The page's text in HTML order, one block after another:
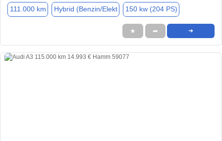
111.000 km Hybrid (Benzin/Elekt 150 kw (204 PS)
★ ➦ ➜